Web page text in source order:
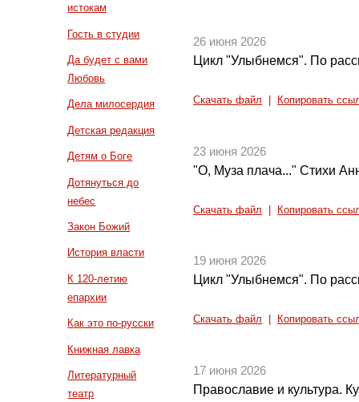
истокам
Гость в студии
Да будет с вами
Любовь
Дела милосердия
Детская редакция
Детям о Боге
Дотянуться до
небес
Закон Божий
История власти
К 120-летию
епархии
Как это по-русски
Книжная лавка
Литературный
театр
26 июня 2026
Цикл "Улыбнемся". По
Скачать файл Копировать
23 июня 2026
"О, Муза плача..." Стихи
Скачать файл Копировать
19 июня 2026
Цикл "Улыбнемся". По
Скачать файл Копировать
17 июня 2026
Православие и культура.